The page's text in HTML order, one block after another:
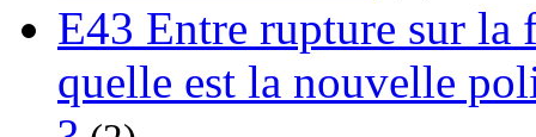
E43 Entre rupture sur
quelle est la nouvelle